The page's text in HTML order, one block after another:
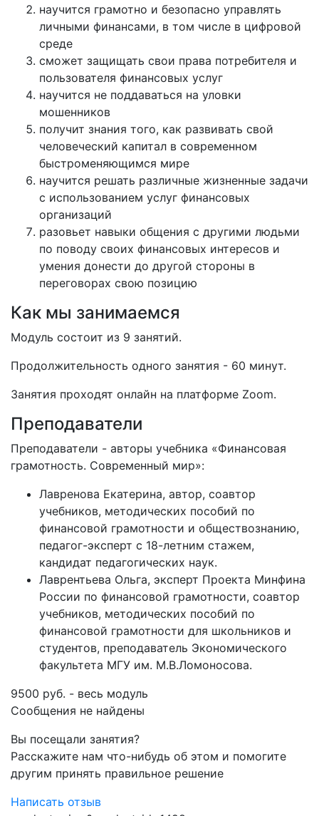
научится грамотно и безопасно управлять
личными финансами, в том числе в цифровой
среде
сможет защищать свои права потребителя и
пользователя финансовых услуг
научится не поддаваться на уловки
мошенников
получит знания того, как развивать свой
человеческий капитал в современном
быстроменяющимся мире
научится решать различные жизненные задачи
с использованием услуг финансовых
организаций
разовьет навыки общения с другими людьми
по поводу своих финансовых интересов и
умения донести до другой стороны в
переговорах свою позицию
Как мы занимаемся
Модуль состоит из 9 занятий.
Продолжительность одного занятия - 60 минут.
Занятия проходят онлайн на платформе Zoom.
Преподаватели
Преподаватели - авторы учебника «Финансовая
грамотность. Современный мир»:
Лавренова Екатерина, автор, соавтор
учебников, методических пособий по
финансовой грамотности и обществознанию,
педагог-эксперт с 18-летним стажем,
кандидат педагогических наук.
Лаврентьева Ольга, эксперт Проекта Минфина
России по финансовой грамотности, соавтор
учебников, методических пособий по
финансовой грамотности для школьников и
студентов, преподаватель Экономического
факультета МГУ им. М.В.Ломоносова.
9500 руб. - весь модуль
Сообщения не найдены
Вы посещали занятия?
Расскажите нам что-нибудь об этом и помогите
другим принять правильное решение
Написать отзыв